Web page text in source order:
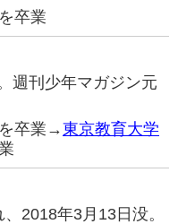
卒業
週刊少年マガジン元
卒業→東京教育大学
2018年3月13日没。